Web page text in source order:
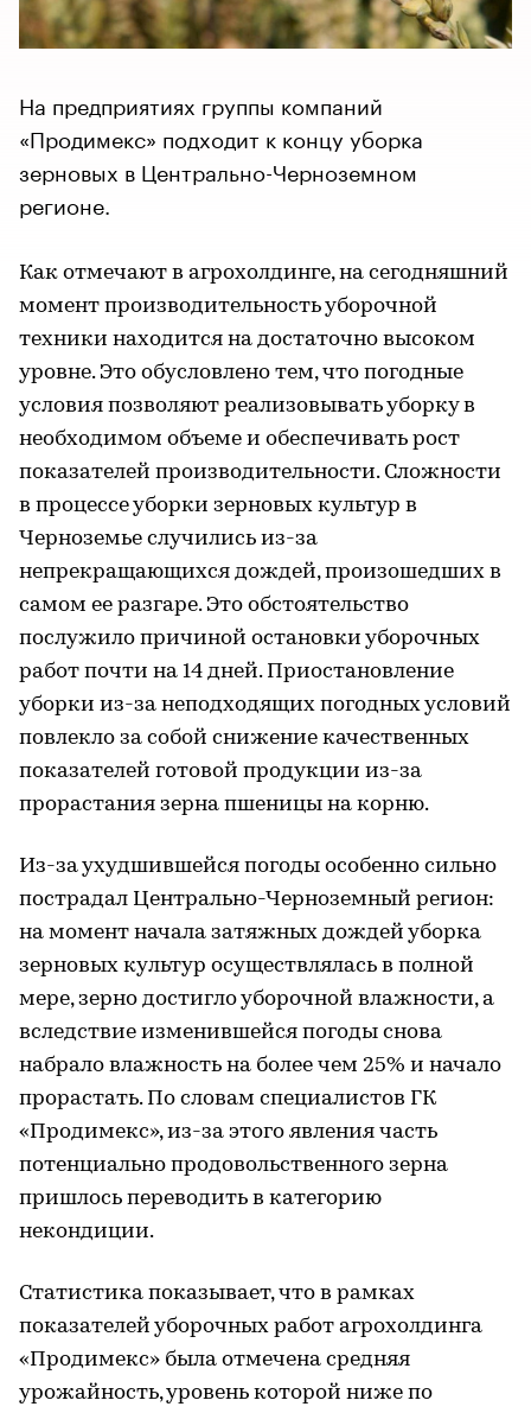
На предприятиях группы компаний
«Продимекс» подходит к концу уборка
зерновых в Центрально-Черноземном
регионе.
Как отмечают в агрохолдинге, на сегодняшний
момент производительность уборочной
техники находится на достаточно высоком
уровне. Это обусловлено тем, что погодные
условия позволяют реализовывать уборку в
необходимом объеме и обеспечивать рост
показателей производительности. Сложности
в процессе уборки зерновых культур в
Черноземье случились из-за
непрекращающихся дождей, произошедших в
самом ее разгаре. Это обстоятельство
послужило причиной остановки уборочных
работ почти на 14 дней. Приостановление
уборки из-за неподходящих погодных условий
повлекло за собой снижение качественных
показателей готовой продукции из-за
прорастания зерна пшеницы на корню.
Из-за ухудшившейся погоды особенно сильно
пострадал Центрально-Черноземный регион:
на момент начала затяжных дождей уборка
зерновых культур осуществлялась в полной
мере, зерно достигло уборочной влажности, а
вследствие изменившейся погоды снова
набрало влажность на более чем 25% и начало
прорастать. По словам специалистов ГК
«Продимекс», из-за этого явления часть
потенциально продовольственного зерна
пришлось переводить в категорию
некондиции.
Статистика показывает, что в рамках
показателей уборочных работ агрохолдинга
«Продимекс» была отмечена средняя
урожайность, уровень которой ниже по